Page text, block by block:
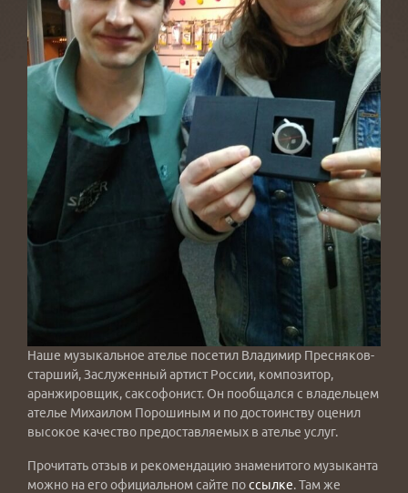
Наше музыкальное ателье посетил Владимир Пресняков-
старший, Заслуженный артист России, композитор,
аранжировщик, саксофонист. Он пообщался с владельцем
ателье Михаилом Порошиным и по достоинству оценил
высокое качество предоставляемых в ателье услуг.
Прочитать отзыв и рекомендацию знаменитого музыканта
можно на его официальном сайте поссылке. Там же